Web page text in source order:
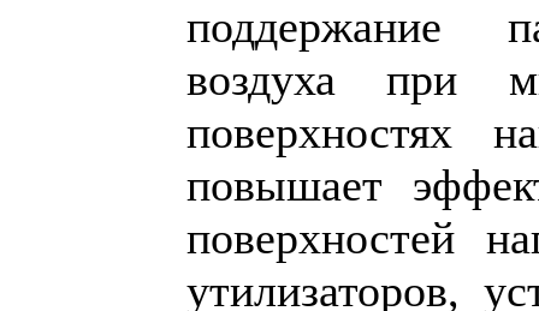
поддержание
воздуха при
поверхностях
повышает
поверхностей
утилизаторов,